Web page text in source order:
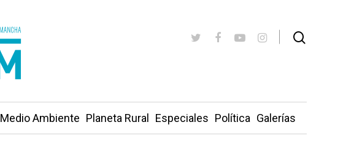
Medio Ambiente Planeta Rural Especiales Política Galerías